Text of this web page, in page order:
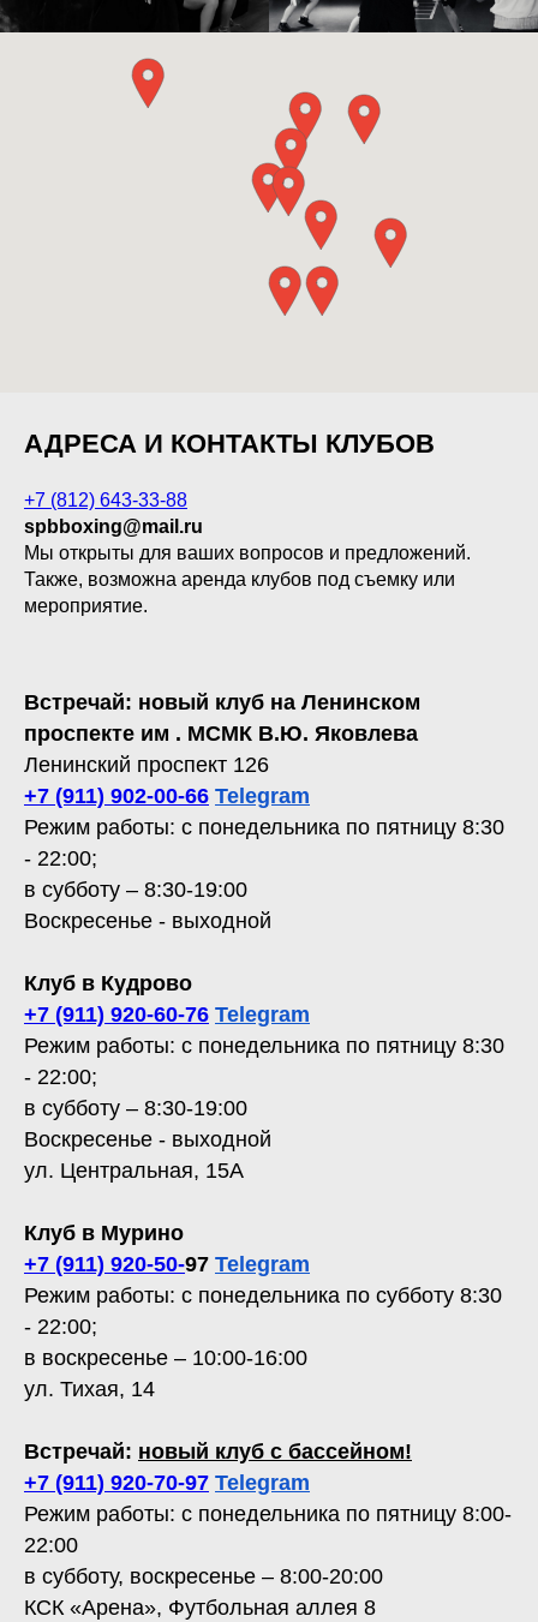
АДРЕСА И КОНТАКТЫ КЛУБОВ
+7 (812) 643-33-88
spbboxing@mail.ru
Мы открыты для ваших вопросов и предложений.
Также, возможна аренда клубов под съемку или
мероприятие.
Встречай: новый клуб на Ленинском
проспекте им . МСМК В.Ю. Яковлева
Ленинский проспект 126
+7 (911) 902-00-66 Telegram
Режим работы: с понедельника по пятницу 8:30
- 22:00;
в субботу – 8:30-19:00
Воскресенье - выходной
Клуб в Кудрово
+7 (911) 920-60-76 Telegram
Режим работы: с понедельника по пятницу 8:30
- 22:00;
в субботу – 8:30-19:00
Воскресенье - выходной
ул. Центральная, 15А
Клуб в Мурино
+7 (911) 920-50-97 Telegram
Режим работы: с понедельника по субботу 8:30
- 22:00;
в воскресенье – 10:00-16:00
ул. Тихая, 14
Встречай: новый клуб с бассейном!
+7 (911) 920-70-97 Telegram
Режим работы: с понедельника по пятницу 8:00-
22:00
в субботу, воскресенье – 8:00-20:00
КСК «Арена», Футбольная аллея 8